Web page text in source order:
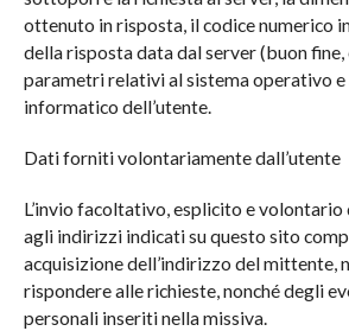
Tubi
Tubi tondi
Tubi quadri e rettangolari
ottenuto in risposta, il codice numerico
della risposta data dal server (buon
parametri relativi al sistema operativo e
informatico dell’utente.
Dati forniti volontariamente dall’utente
L’invio facoltativo, esplicito e
agli indirizzi indicati su questo sito
acquisizione dell’indirizzo del mittente,
rispondere alle richieste, nonché degli
personali inseriti nella missiva.